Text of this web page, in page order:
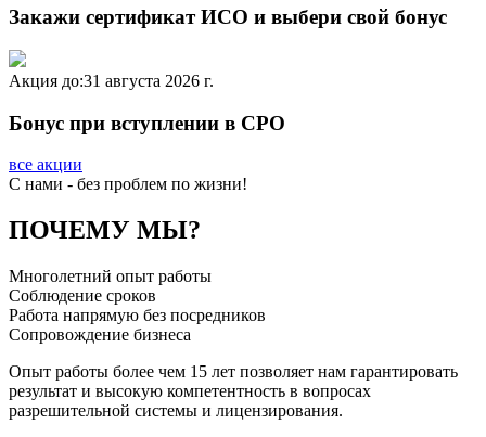
Закажи сертификат ИСО и выбери свой бонус
Акция до:31 августа 2026 г.
Бонус при вступлении в СРО
все акции
C нами - без проблем по жизни!
ПОЧЕМУ МЫ?
Многолетний опыт работы
Соблюдение сроков
Работа напрямую без посредников
Сопровождение бизнеса
Опыт работы более чем 15 лет позволяет нам гарантировать
результат и высокую компетентность в вопросах
разрешительной системы и лицензирования.